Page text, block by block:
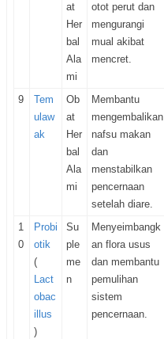
at
Her
bal
Ala
mi
otot perut dan
mengurangi
mual akibat
mencret.
9
Tem
ulaw
ak
Ob
at
Her
bal
Ala
mi
Membantu
mengembalikan
nafsu makan
dan
menstabilkan
pencernaan
setelah diare.
1
0
Probi
otik
(
Lact
obac
illus
)
Su
ple
me
n
Menyeimbangk
an flora usus
dan membantu
pemulihan
sistem
pencernaan.